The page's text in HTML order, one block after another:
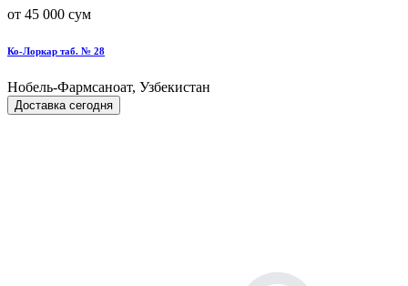
от 45 000 сум
Ко-Лоркар таб. № 28
Нобель-Фармсаноат, Узбекистан
Доставка сегодня